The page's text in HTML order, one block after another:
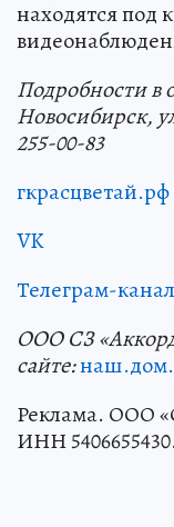
находятся под
Подробности в
Новосибирск,
255-00-83
гкрасцветай.рф
VK
Телеграм-канал
ООО СЗ
сайте:
Реклама. ООО
ИНН